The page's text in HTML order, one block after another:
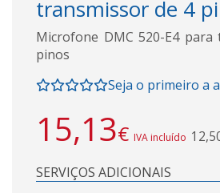
transmissor de 4
Microfone DMC 520-E4
pinos
Seja o primeiro a
15,13€ IVA incluído
SERVIÇOS ADICIONAIS